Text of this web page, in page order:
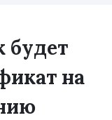
будет
на